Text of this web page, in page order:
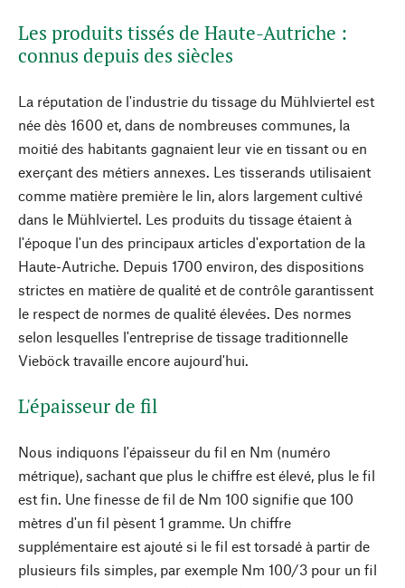
Les produits tissés de Haute-Autriche :
connus depuis des siècles
La réputation de l'industrie du tissage du Mühlviertel est
née dès 1600 et, dans de nombreuses communes, la
moitié des habitants gagnaient leur vie en tissant ou en
exerçant des métiers annexes. Les tisserands utilisaient
comme matière première le lin, alors largement cultivé
dans le Mühlviertel. Les produits du tissage étaient à
l'époque l'un des principaux articles d'exportation de la
Haute-Autriche. Depuis 1700 environ, des dispositions
strictes en matière de qualité et de contrôle garantissent
le respect de normes de qualité élevées. Des normes
selon lesquelles l'entreprise de tissage traditionnelle
Vieböck travaille encore aujourd'hui.
L'épaisseur de fil
Nous indiquons l'épaisseur du fil en Nm (numéro
métrique), sachant que plus le chiffre est élevé, plus le fil
est fin. Une finesse de fil de Nm 100 signifie que 100
mètres d'un fil pèsent 1 gramme. Un chiffre
supplémentaire est ajouté si le fil est torsadé à partir de
plusieurs fils simples, par exemple Nm 100/3 pour un fil